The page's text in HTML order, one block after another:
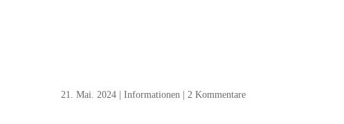
21. Mai. 2024 Informationen 2 Kommentare